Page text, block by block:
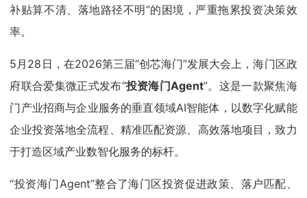
补贴算不清、落地路径不明”的困境，严重拖累投资决策效
率。
5月28日，在2026第三届“创芯海门”发展大会上，海门区政
府联合爱集微正式发布“投资海门Agent”。这是一款聚焦海
门产业招商与企业服务的垂直领域AI智能体，以数字化赋能
企业投资落地全流程、精准匹配资源、高效落地项目，致力
于打造区域产业数智化服务的标杆。
“投资海门Agent”整合了海门区投资促进政策、落户匹配、